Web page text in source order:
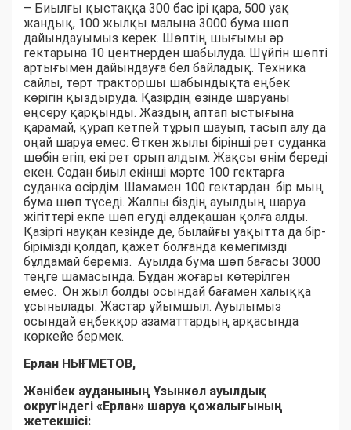
– Биылғы қыстаққа 300 бас ірі қара, 500 уақ
жандық, 100 жылқы малына 3000 бума шөп
дайындауымыз керек. Шөптің шығымы әр
гектарына 10 центнерден шабылуда. Шүйгін шөпті
артығымен дайындауға бел байладық. Техника
сайлы, төрт тракторшы шабындықта еңбек
көрігін қыздыруда. Қазірдің өзінде шаруаны
еңсеру қарқынды. Жаздың аптап ыстығына
қарамай, қурап кетпей тұрып шауып, тасып алу да
оңай шаруа емес. Өткен жылы бірінші рет суданка
шөбін егіп, екі рет орып алдым. Жақсы өнім береді
екен. Содан биыл екінші мәрте 100 гектарға
суданка өсірдім. Шамамен 100 гектардан бір мың
бума шөп түседі. Жалпы біздің ауылдың шаруа
жігіттері екпе шөп егуді әлдеқашан қолға алды.
Қазіргі науқан кезінде де, былайғы уақытта да бір-
бірімізді қолдап, қажет болғанда көмегімізді
бұлдамай береміз. Ауылда бума шөп бағасы 3000
теңге шамасында. Бұдан жоғары көтерілген
емес. Он жыл болды осындай бағамен халыққа
ұсынылады. Жастар ұйымшыл. Ауылымыз
осындай еңбекқор азаматтардың арқасында
көркейе бермек.
Ерлан НЫҒМЕТОВ,
Жәнібек ауданының Ұзынкөл ауылдық
округіндегі «Ерлан» шаруа қожалығының
жетекшісі: